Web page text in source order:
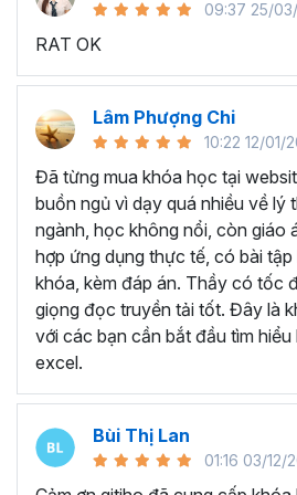
sử dụng Excel sẽ tốn nhiều thời
công việc. Hơn nữa, chúng ta
mình đang thực hiện đúng hay
Hiện nay 100% các doanh
cần tới kỹ năng Excel khi ứng
chính... Mỗi cấp độ sẽ có yêu cầu
công việc khác nhau.
Chính vì điều đó Gitiho đã mở
Excel cập nhật hàng tuần -
cùng với92 tài liệu đính kèmbạn
ích vô tận như:
Giảng viên là những người có
cao, kinh nghiệm thực tiễn
VPBank, FPT software,
đoàn Thành Công, TH True
09:37 25/
RAT OK
Lâm Phượng Chi
10:22 12/01/
Đã từng mua khóa học tại
buồn ngủ vì dạy quá nhiều về lý
ngành, học không nổi, còn giáo
hợp ứng dụng thực tế, có bài
khóa, kèm đáp án. Thầy có tốc
giọng đọc truyền tải tốt. Đây là
với các bạn cần bắt đầu tìm
excel.
Bùi Thị Lan
01:16 03/12/